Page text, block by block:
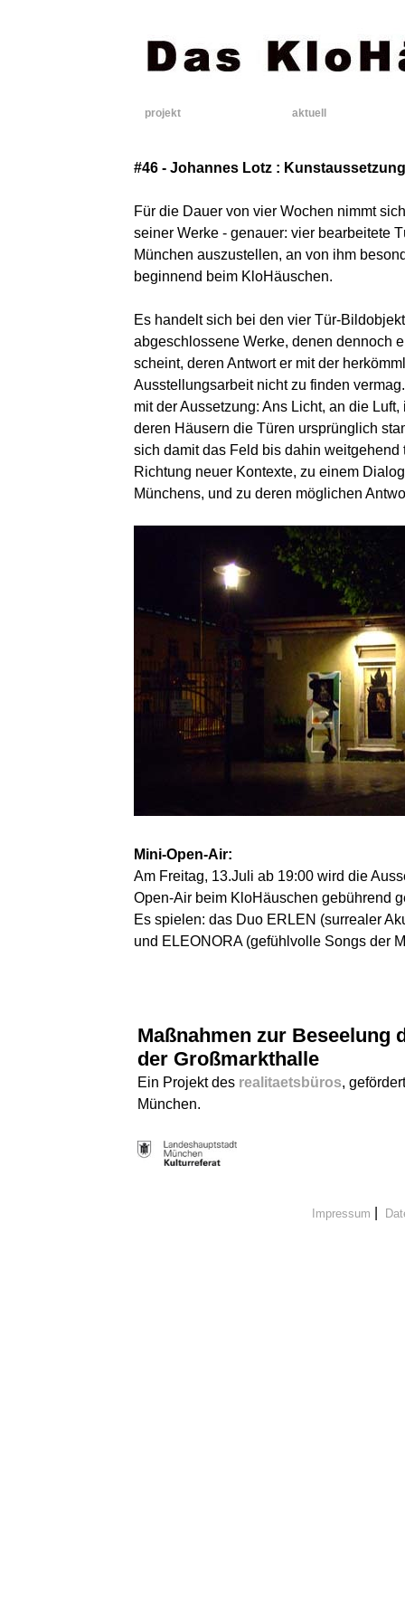
projekt aktuell
#46 - Johannes Lotz : Kunstaussetzung
Für die Dauer von vier Wochen nimmt
seiner Werke - genauer: vier bearbeitete
München auszustellen, an von ihm
beginnend beim KloHäuschen.
Es handelt sich bei den vier Tür-
abgeschlossene Werke, denen dennoch
scheint, deren Antwort er mit der
Ausstellungsarbeit nicht zu finden
mit der Aussetzung: Ans Licht, an die
deren Häusern die Türen ursprünglich
sich damit das Feld bis dahin
Richtung neuer Kontexte, zu einem
Münchens, und zu deren möglichen
Mini-Open-Air:
Am Freitag, 13.Juli ab 19:00 wird die
Open-Air beim KloHäuschen gebührend
Es spielen: das Duo ERLEN (surrealer
und ELEONORA (gefühlvolle Songs der
Maßnahmen zur Beseelung
der Großmarkthalle
Ein Projekt des realitaetsbüros,
München.
Impressum |